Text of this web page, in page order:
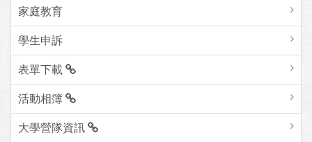
家庭教育
學生申訴
表單下載
活動相簿
大學營隊資訊